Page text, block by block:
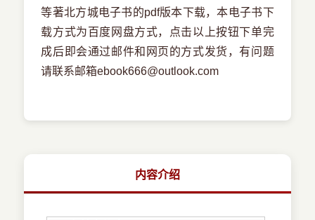
等著北方城电子书的pdf版本下载，本电子书下
载方式为百度网盘方式，点击以上按钮下单完
成后即会通过邮件和网页的方式发货，有问题
请联系邮箱ebook666@outlook.com
内容介绍